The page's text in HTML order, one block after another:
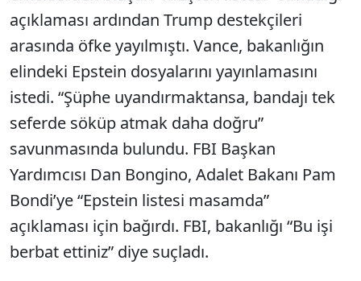
açıklaması ardından Trump destekçileri
arasında öfke yayılmıştı. Vance, bakanlığın
elindeki Epstein dosyalarını yayınlamasını
istedi. “Şüphe uyandırmaktansa, bandajı tek
seferde söküp atmak daha doğru”
savunmasında bulundu. FBI Başkan
Yardımcısı Dan Bongino, Adalet Bakanı Pam
Bondi’ye “Epstein listesi masamda”
açıklaması için bağırdı. FBI, bakanlığı “Bu işi
berbat ettiniz” diye suçladı.